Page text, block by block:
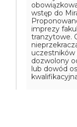
wstęp do
imprezy
tranzytowe.
uczestników
dozwolony
lub dowód